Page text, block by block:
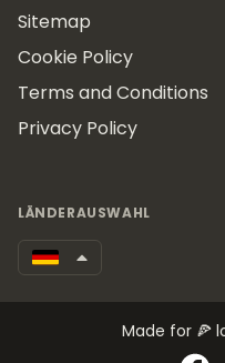
Sitemap
Cookie Policy
Terms and Conditions
Privacy Policy
LÄNDERAUSWAHL
Made for 🍕